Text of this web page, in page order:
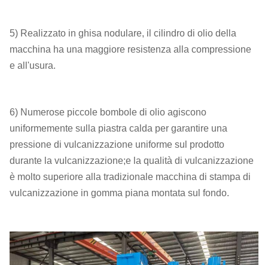
5) Realizzato in ghisa nodulare, il cilindro di olio della
macchina ha una maggiore resistenza alla compressione
e all'usura.
6) Numerose piccole bombole di olio agiscono
uniformemente sulla piastra calda per garantire una
pressione di vulcanizzazione uniforme sul prodotto
durante la vulcanizzazione;e la qualità di vulcanizzazione
è molto superiore alla tradizionale macchina di stampa di
vulcanizzazione in gomma piana montata sul fondo.